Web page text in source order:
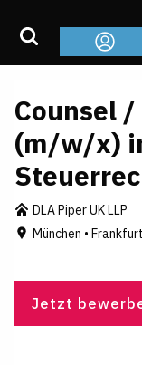
Counsel
(m/w/x)
DLA Piper UK LLP
München •
Jetzt